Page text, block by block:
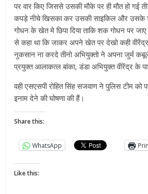
पर वार किए जिससे उसकी मौके पर ही मौत हो गई
कपड़े नीचे खिसका कर उसकी साइकिल और उसके
गोधन के खेत मे छिपा दिया ताकि शक गोधन पर
से कहा था कि जाकर अपने खेत पर देखो कही
नुकसान ना करदे तीनो अभियुक्तो ने अपना जुर्म
प्रयुक्त आलाकत्ल बांका, डंडा अभियुक्त वीरेंद्र के
वही एसएसपी रोहित सिंह सजवाण ने पुलिस टीम को
इनाम देने की घोषणा की हैं।
Share this:
WhatsApp
Like this: